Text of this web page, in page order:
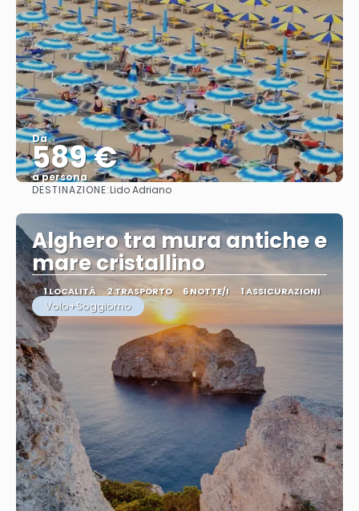
Da
589 €
a persona
Vedere
DESTINAZIONE:Lido Adriano
Alghero tra mura antiche e
mare cristallino
1 LOCALITÀ 2 TRASPORTO 6 NOTTE/I 1 ASSICURAZIONI
Volo+Soggiorno